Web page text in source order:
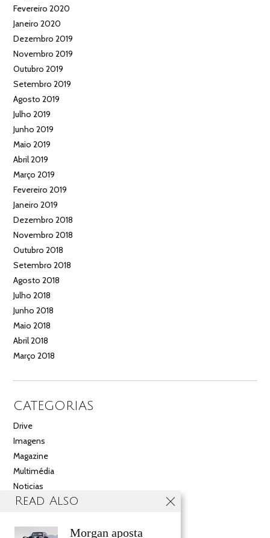
Fevereiro 2020
Janeiro 2020
Dezembro 2019
Novembro 2019
Outubro 2019
Setembro 2019
Agosto 2019
Julho 2019
Junho 2019
Maio 2019
Abril 2019
Março 2019
Fevereiro 2019
Janeiro 2019
Dezembro 2018
Novembro 2018
Outubro 2018
Setembro 2018
Agosto 2018
Julho 2018
Junho 2018
Maio 2018
Abril 2018
Março 2018
CATEGORIAS
Drive
Imagens
Magazine
Multimédia
Noticias
Salão
Read Also
Morgan aposta